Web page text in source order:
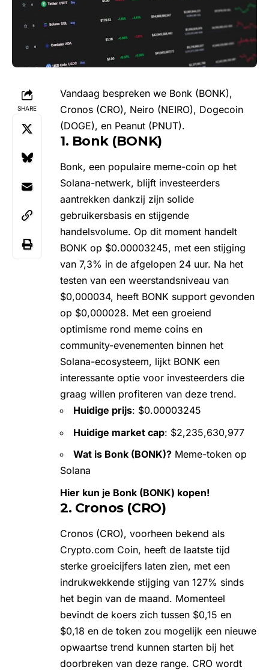
SHARE
Vandaag bespreken we Bonk (BONK),
Cronos (CRO), Neiro (NEIRO), Dogecoin
(DOGE), en Peanut (PNUT).
1. Bonk (BONK)
Bonk, een populaire meme-coin op het
Solana-netwerk, blijft investeerders
aantrekken dankzij zijn solide
gebruikersbasis en stijgende
handelsvolume. Op dit moment handelt
BONK op $0.00003245, met een stijging
van 7,3% in de afgelopen 24 uur. Na het
testen van een weerstandsniveau van
$0,000034, heeft BONK support gevonden
op $0,000028. Met een groeiend
optimisme rond meme coins en
community-evenementen binnen het
Solana-ecosysteem, lijkt BONK een
interessante optie voor investeerders die
graag willen profiteren van deze trend.
Huidige prijs: $0.00003245
Huidige market cap: $2,235,630,977
Wat is Bonk (BONK)? Meme-token op
Solana
Hier kun je Bonk (BONK) kopen!
2. Cronos (CRO)
Cronos (CRO), voorheen bekend als
Crypto.com Coin, heeft de laatste tijd
sterke groeicijfers laten zien, met een
indrukwekkende stijging van 127% sinds
het begin van de maand. Momenteel
bevindt de koers zich tussen $0,15 en
$0,18 en de token zou mogelijk een nieuwe
opwaartse trend kunnen starten bij het
doorbreken van deze range. CRO wordt